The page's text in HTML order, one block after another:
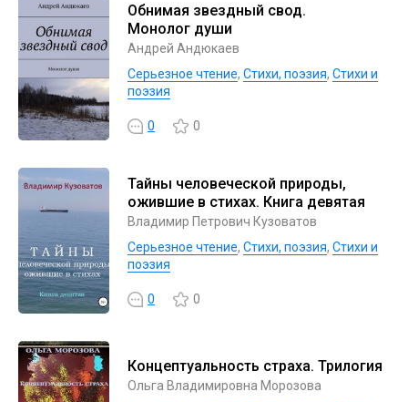
Обнимая звездный свод.
Монолог души
Андрей Андюкаев
Серьезное чтение, Cтихи, поэзия, Стихи и
поэзия
0 0
Тайны человеческой природы,
ожившие в стихах. Книга девятая
Владимир Петрович Кузоватов
Серьезное чтение, Cтихи, поэзия, Стихи и
поэзия
0 0
Концептуальность страха. Трилогия
Ольга Владимировна Морозова